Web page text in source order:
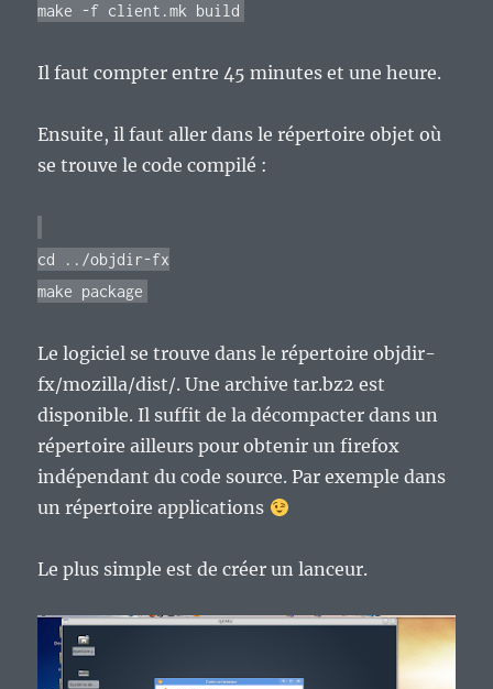
make -f client.mk build
Il faut compter entre 45 minutes et une heure.
Ensuite, il faut aller dans le répertoire objet où
se trouve le code compilé :
cd ../objdir-fx
make package
Le logiciel se trouve dans le répertoire objdir-
fx/mozilla/dist/. Une archive tar.bz2 est
disponible. Il suffit de la décompacter dans un
répertoire ailleurs pour obtenir un firefox
indépendant du code source. Par exemple dans
un répertoire applications
Le plus simple est de créer un lanceur.